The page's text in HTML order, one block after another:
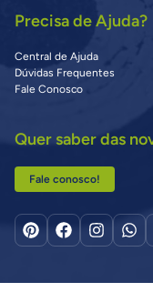
Precisa de Ajuda?
Central de Ajuda
Dúvidas Frequentes
Fale Conosco
Quer saber das
Fale conosco!